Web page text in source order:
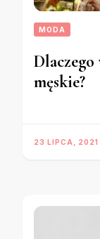
MODA
męskie?
23 LIPCA, 2021